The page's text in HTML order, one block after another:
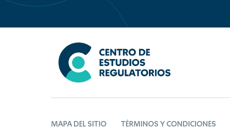
MAPA DEL SITIO TÉRMINOS Y CONDICIONES